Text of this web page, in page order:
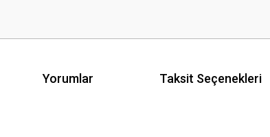
Yorumlar Taksit Seçenekleri